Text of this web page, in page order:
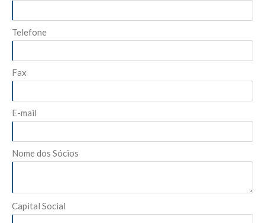
Telefone
Fax
E-mail
Nome dos Sócios
Capital Social